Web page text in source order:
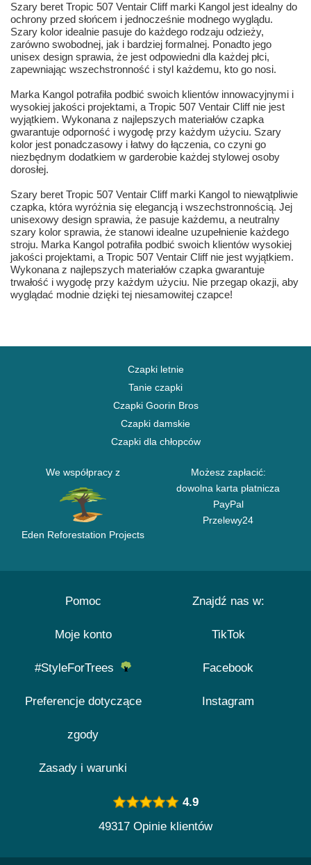
Szary beret Tropic 507 Ventair Cliff marki Kangol jest idealny do
ochrony przed słońcem i jednocześnie modnego wyglądu.
Szary kolor idealnie pasuje do każdego rodzaju odzieży,
zarówno swobodnej, jak i bardziej formalnej. Ponadto jego
unisex design sprawia, że jest odpowiedni dla każdej płci,
zapewniając wszechstronność i styl każdemu, kto go nosi.
Marka Kangol potrafiła podbić swoich klientów innowacyjnymi i
wysokiej jakości projektami, a Tropic 507 Ventair Cliff nie jest
wyjątkiem. Wykonana z najlepszych materiałów czapka
gwarantuje odporność i wygodę przy każdym użyciu. Szary
kolor jest ponadczasowy i łatwy do łączenia, co czyni go
niezbędnym dodatkiem w garderobie każdej stylowej osoby
dorosłej.
Szary beret Tropic 507 Ventair Cliff marki Kangol to niewątpliwie
czapka, która wyróżnia się elegancją i wszechstronnością. Jej
unisexowy design sprawia, że pasuje każdemu, a neutralny
szary kolor sprawia, że stanowi idealne uzupełnienie każdego
stroju. Marka Kangol potrafiła podbić swoich klientów wysokiej
jakości projektami, a Tropic 507 Ventair Cliff nie jest wyjątkiem.
Wykonana z najlepszych materiałów czapka gwarantuje
trwałość i wygodę przy każdym użyciu. Nie przegap okazji, aby
wyglądać modnie dzięki tej niesamowitej czapce!
Czapki letnie
Tanie czapki
Czapki Goorin Bros
Czapki damskie
Czapki dla chłopców
We współpracy z
Eden Reforestation Projects
Możesz zapłacić:
dowolna karta płatnicza
PayPal
Przelewy24
Pomoc
Moje konto
#StyleForTrees
Preferencje dotyczące
zgody
Zasady i warunki
Znajdź nas w:
TikTok
Facebook
Instagram
4.9
49317 Opinie klientów